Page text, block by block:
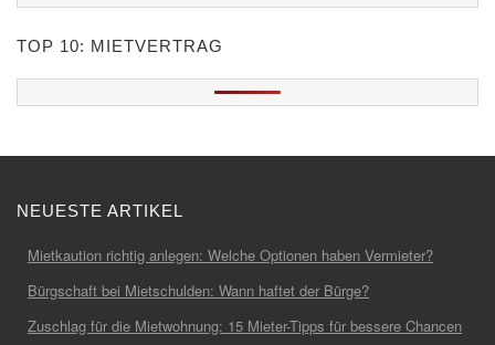
TOP 10: MIETVERTRAG
NEUESTE ARTIKEL
Mietkaution richtig anlegen: Welche Optionen haben Vermieter?
Bürgschaft bei Mietschulden: Wann haftet der Bürge?
Zuschlag für die Mietwohnung: 15 Mieter-Tipps für bessere Chancen